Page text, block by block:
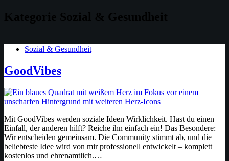
Zum
Inhalt
Kategorie Sozial & Gesundheit
Sozial & Gesundheit
GoodVibes
Mit GoodVibes werden soziale Ideen Wirklichkeit. Hast du einen
Einfall, der anderen hilft? Reiche ihn einfach ein! Das Besondere:
Wir entscheiden gemeinsam. Die Community stimmt ab, und die
beliebteste Idee wird von mir professionell entwickelt – komplett
kostenlos und ehrenamtlich.…